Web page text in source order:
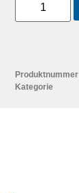
Produktnummer
Kategorie